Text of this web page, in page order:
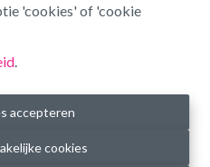
'cookies' of 'cookie
.
accepteren
cookies
Ham